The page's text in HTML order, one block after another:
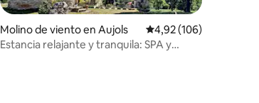
Molino de viento en Aujols Calificación promedio:
4,92 (106)
Estancia relajante y tranquila: SPA y